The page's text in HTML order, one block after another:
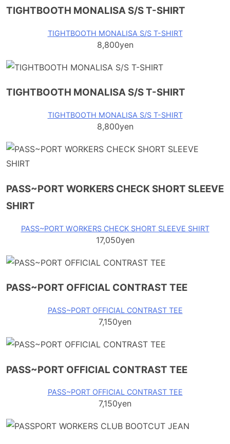
TIGHTBOOTH MONALISA S/S T-SHIRT
TIGHTBOOTH MONALISA S/S T-SHIRT
8,800yen
TIGHTBOOTH MONALISA S/S T-SHIRT
TIGHTBOOTH MONALISA S/S T-SHIRT
8,800yen
PASS~PORT WORKERS CHECK SHORT SLEEVE
SHIRT
PASS~PORT WORKERS CHECK SHORT SLEEVE SHIRT
17,050yen
PASS~PORT OFFICIAL CONTRAST TEE
PASS~PORT OFFICIAL CONTRAST TEE
7,150yen
PASS~PORT OFFICIAL CONTRAST TEE
PASS~PORT OFFICIAL CONTRAST TEE
7,150yen